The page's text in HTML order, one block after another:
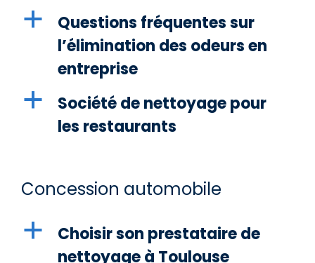
a
Questions fréquentes sur
l’élimination des odeurs en
entreprise
a
Société de nettoyage pour
les restaurants
Concession automobile
a
Choisir son prestataire de
nettoyage à Toulouse